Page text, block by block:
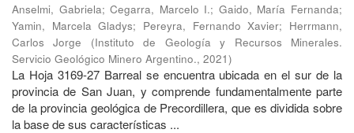
Anselmi, Gabriela;Cegarra, Marcelo I.; Gaido, María Fernanda;
Yamin, Marcela Gladys; Pereyra, Fernando Xavier; Herrmann,
Carlos Jorge
(Instituto de Geología y Recursos Minerales.
Servicio Geológico Minero Argentino., 2021)
La Hoja 3169-27 Barreal se encuentra ubicada en el sur de la
provincia de San Juan, y comprende fundamentalmente parte
de la provincia geológica de Precordillera, que es dividida sobre
la base de sus características ...